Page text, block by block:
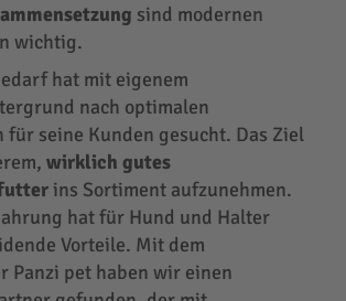
sind modernen
wichtig.
hat mit eigenem
nach optimalen
für seine Kunden gesucht. Das Ziel
wirklich gutes
ins Sortiment aufzunehmen.
hat für Hund und Halter
Vorteile. Mit dem
Panzi pet haben wir einen